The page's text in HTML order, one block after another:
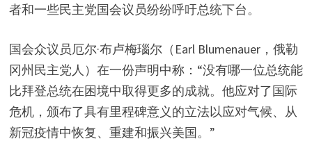
者和一些民主党国会议员纷纷呼吁总统下台。
国会众议员厄尔·布卢梅瑙尔（Earl Blumenauer，俄勒
冈州民主党人）在一份声明中称：“没有哪一位总统能
比拜登总统在困境中取得更多的成就。他应对了国际
危机，颁布了具有里程碑意义的立法以应对气候、从
新冠疫情中恢复、重建和振兴美国。”